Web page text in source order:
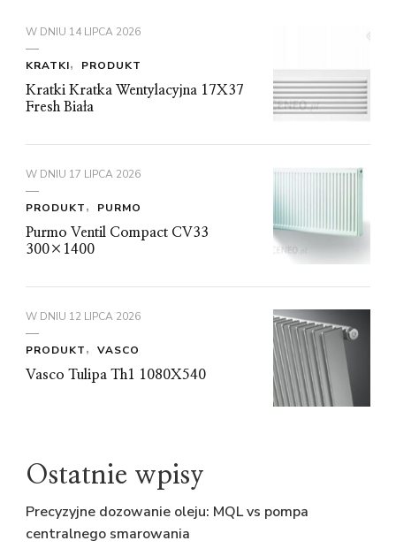
W DNIU 14 LIPCA 2026
KRATKI
PRODUKT
Kratki Kratka Wentylacyjna 17X37
Fresh Biała
W DNIU 17 LIPCA 2026
PRODUKT
PURMO
Purmo Ventil Compact CV33
300×1400
W DNIU 12 LIPCA 2026
PRODUKT
VASCO
Vasco Tulipa Th1 1080X540
Ostatnie wpisy
Precyzyjne dozowanie oleju: MQL vs pompa
centralnego smarowania